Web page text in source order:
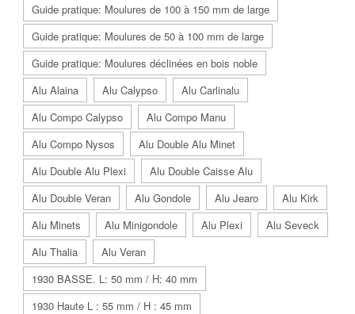
Guide pratique: Moulures de 100 à 150 mm de large
Guide pratique: Moulures de 50 à 100 mm de large
Guide pratique: Moulures déclinées en bois noble
Alu Alaina
Alu Calypso
Alu Carlinalu
Alu Compo Calypso
Alu Compo Manu
Alu Compo Nysos
Alu Double Alu Minet
Alu Double Alu Plexi
Alu Double Caisse Alu
Alu Double Veran
Alu Gondole Alu Jearo
Alu Kirk
Alu Minets
Alu Minigondole Alu Plexi
Alu Seveck
Alu Thalia
Alu Veran
1930 BASSE. L: 50 mm / H: 40 mm
1930 Haute L : 55 mm / H : 45 mm